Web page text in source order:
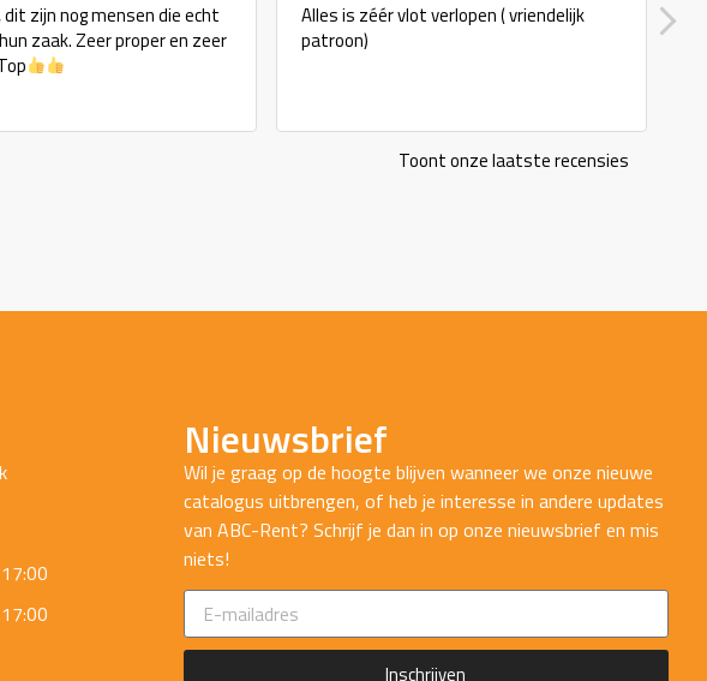
dit zijn nog mensen die echt
zaak. Zeer proper en zeer
Top
Alles is zéér vlot verlopen ( vriendelijk
patroon)
Toont onze laatste recensies
Nieuwsbrief
Wil je graag op de hoogte blijven wanneer we onze nieuwe
catalogus uitbrengen, of heb je interesse in andere updates
van ABC-Rent? Schrijf je dan in op onze nieuwsbrief en mis
niets!
Inschrijven